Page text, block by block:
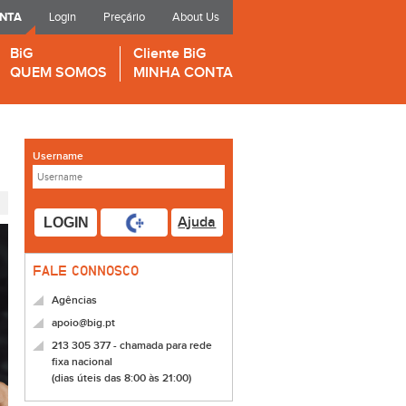
Login Preçário About Us
BiG
QUEM SOMOS
Cliente BiG
MINHA CONTA
Username
LOGIN Ajuda
FALE CONNOSCO
Agências
apoio@big.pt
213 305 377 - chamada para rede
fixa nacional
(dias úteis das 8:00 às 21:00)